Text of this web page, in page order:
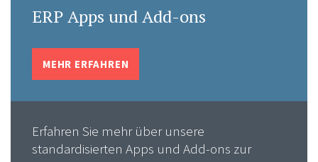
ERP Apps und Add-ons
MEHR ERFAHREN
Erfahren Sie mehr über unsere
standardisierten Apps und Add-ons zur